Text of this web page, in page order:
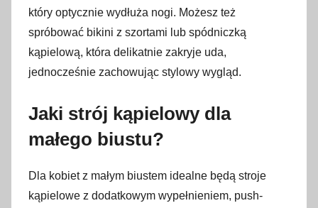
który optycznie wydłuża nogi. Możesz też
spróbować bikini z szortami lub spódniczką
kąpielową, która delikatnie zakryje uda,
jednocześnie zachowując stylowy wygląd.
Jaki strój kąpielowy dla
małego biustu?
Dla kobiet z małym biustem idealne będą stroje
kąpielowe z dodatkowym wypełnieniem, push-